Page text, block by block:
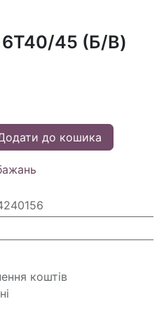
45 (Б/В)
до кошика
коштів